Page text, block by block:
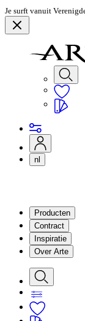
Je surft vanuit
nl
Producten
Contract
Inspiratie
Over Arte